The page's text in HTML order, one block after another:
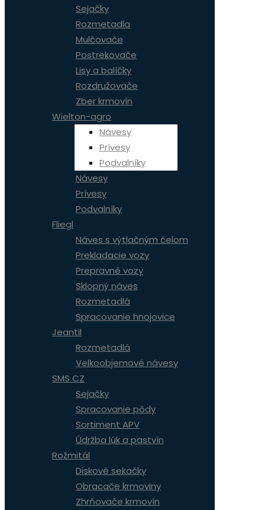
Sejačky
Rozmetadla
Mulčovače
Postrekovače
Lisy a balíčky
Rozdružovače
Zber krmovín
Wielton-agro
Návesy
Prívesy
Podvalníky
Návesy
Prívesy
Podvalníky
Fliegl
Náves s výtlačným čelom
Prekladacie vozy
Prepravné vozy
Sklopný náves
Rozmetadlá
Spracovanie hnojovice
Jeantil
Rozmetadlá
Velkoobjemové návesy
SMS CZ
Sejačky
Spracovanie pôdy
Sortiment APV
Údržba lúk a pastvín
Rožmitál
Diskové sekačky
Obracače krmoviny
Zhrňovače krmovín